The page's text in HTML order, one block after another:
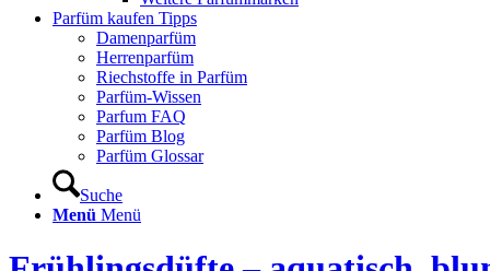
Parfüm kaufen Tipps
Damenparfüm
Herrenparfüm
Riechstoffe in Parfüm
Parfüm-Wissen
Parfum FAQ
Parfüm Blog
Parfüm Glossar
Suche
Menü Menü